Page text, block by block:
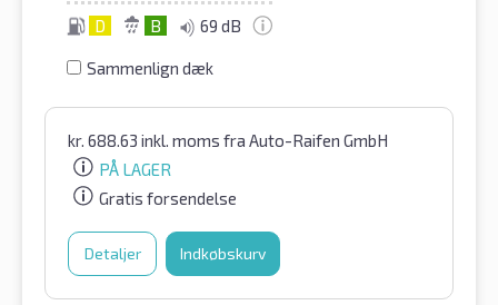
D B 69 dB
Sammenlign dæk
kr. 688.63 inkl. moms fra Auto-Raifen GmbH
PÅ LAGER
Gratis forsendelse
Detaljer Indkøbskurv